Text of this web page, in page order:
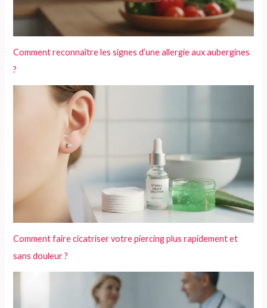
Comment reconnaître les signes d’une allergie aux aubergines
?
Comment faire cicatriser votre piercing plus rapidement et
sans douleur ?